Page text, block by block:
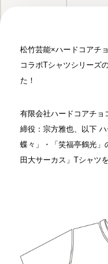
松竹芸能×ハードコアチ
コラボTシャツシリーズ
た！
有限会社ハードコアチョ
締役：宗方雅也、以下
蝶々」・「笑福亭鶴光」
田大サーカス」Tシャツ